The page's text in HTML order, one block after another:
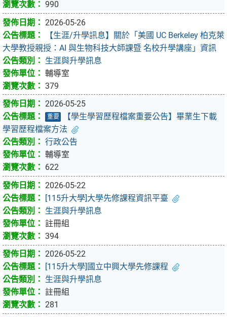
990
2026-05-26
【生涯/升學訊息】關於「美國 UC Berkeley 柏克萊
大學教授親授：AI 與生物科技大師課暨 名校升學講座」資訊
生涯與升學訊息
輔導室
379
2026-05-25
重要
【學生學習歷程檔案重要公告】畢業生下載
學習歷程檔案方法
行政公告
輔導室
622
2026-05-22
[115升大學]大學先修課程資訊平臺
生涯與升學訊息
註冊組
394
2026-05-22
[115升大學]國立中興大學先修課程
生涯與升學訊息
註冊組
281